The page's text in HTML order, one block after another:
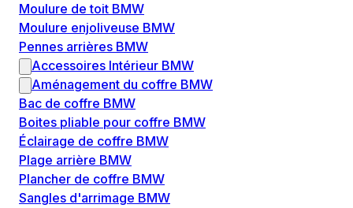
Moulure de toit BMW
Moulure enjoliveuse BMW
Pennes arrières BMW
Accessoires Intérieur BMW
Aménagement du coffre BMW
Bac de coffre BMW
Boites pliable pour coffre BMW
Éclairage de coffre BMW
Plage arrière BMW
Plancher de coffre BMW
Sangles d'arrimage BMW